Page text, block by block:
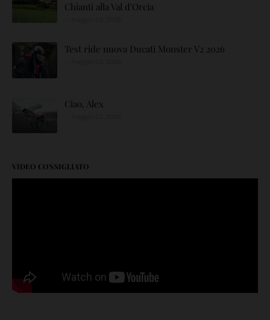
Chianti alla Val d'Orcia
Test ride nuova Ducati Monster V2 2026
Ciao, Alex
VIDEO CONSIGLIATO